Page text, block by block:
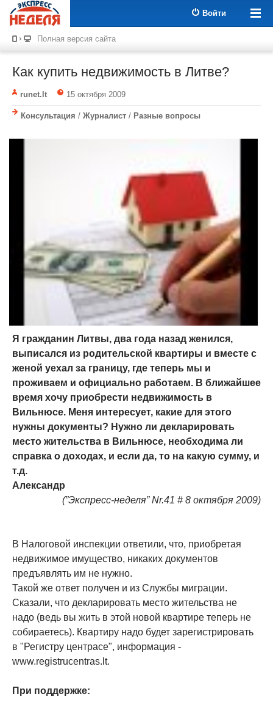
Войти
Полная версия сайта
Как купить недвижимость в Литве?
runet.lt 15 октября 2009
Консультация / Журналист / Разные вопросы
Я гражданин Литвы, два года назад женился,
выписался из родительской квартиры и вместе с
женой уехал за границу, где теперь мы и
проживаем и официально работаем. В ближайшее
время хочу приобрести недвижимость в
Вильнюсе. Меня интересует, какие для этого
нужны документы? Нужно ли декларировать
место жительства в Вильнюсе, необходима ли
справка о доходах, и если да, то на какую сумму, и
т.д.
Александр
(”Экспресс-неделя” Nr.41 # 8 октября 2009)
В Налоговой инспекции ответили, что, приобретая
недвижимое имущество, никаких документов
предъявлять им не нужно.
Такой же ответ получен и из Службы миграции.
Сказали, что декларировать место жительства не
надо (ведь вы жить в этой новой квартире теперь не
собираетесь). Квартиру надо будет зарегистрировать
в "Регистру центрасе", информация -
www.registrucentras.lt.
При поддержке: